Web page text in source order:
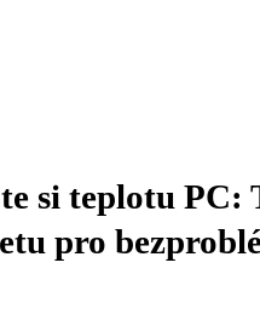
si teplotu PC:
pro